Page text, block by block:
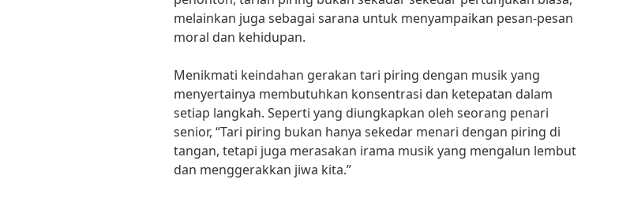
melainkan juga sebagai sarana untuk menyampaikan pesan-pesan
moral dan kehidupan.
Menikmati keindahan gerakan tari piring dengan musik yang
menyertainya membutuhkan konsentrasi dan ketepatan dalam
setiap langkah. Seperti yang diungkapkan oleh seorang penari
senior, “Tari piring bukan hanya sekedar menari dengan piring di
tangan, tetapi juga merasakan irama musik yang mengalun lembut
dan menggerakkan jiwa kita.”